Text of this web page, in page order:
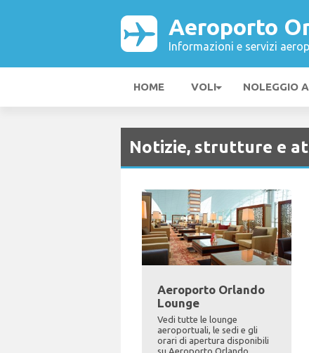
Aeroporto
Informazioni e servizi
HOME VOLI NOLEGGIO
Notizie, strutture e
Aeroporto Orlando
Lounge
Vedi tutte le lounge
aeroportuali, le sedi e gli
orari di apertura disponibili